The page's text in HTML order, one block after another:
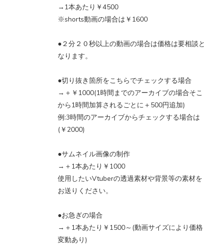
→1本あたり￥4500
※shorts動画の場合は￥1600
●２分２０秒以上の動画の場合は価格は要相談と
なります。
●切り抜き箇所をこちらでチェックする場合
→＋￥1000(1時間までのアーカイブの場合そこ
から1時間加算されるごとに＋500円追加)
例:3時間のアーカイブからチェックする場合は
(￥2000)
●サムネイル画像の制作
→＋1本あたり￥1000
使用したいVtuberの透過素材や背景等の素材を
お送りください。
●お急ぎの場合
→＋1本あたり￥1500～(動画サイズにより価格
変動あり)